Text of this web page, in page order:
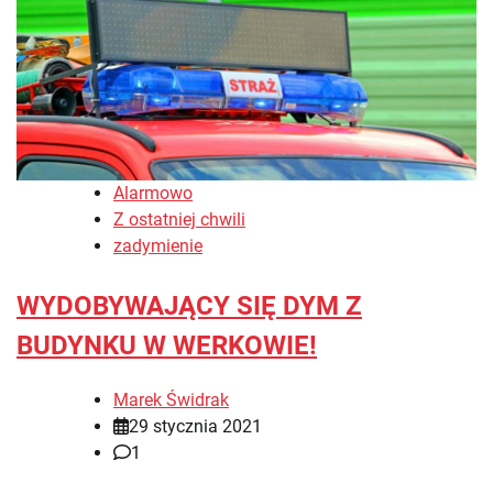
Alarmowo
Z ostatniej chwili
zadymienie
WYDOBYWAJĄCY SIĘ DYM Z
BUDYNKU W WERKOWIE!
Marek Świdrak
29 stycznia 2021
1